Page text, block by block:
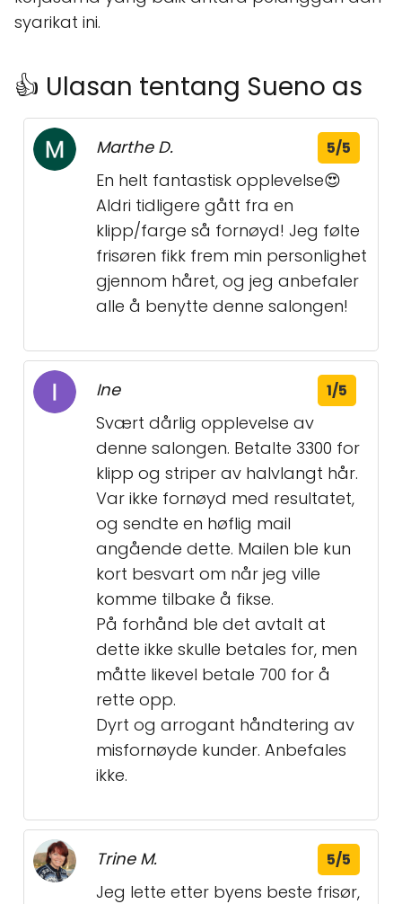
syarikat ini.
👍 Ulasan tentang Sueno as
Marthe D. 5/5
En helt fantastisk opplevelse😍
Aldri tidligere gått fra en
klipp/farge så fornøyd! Jeg følte
frisøren fikk frem min personlighet
gjennom håret, og jeg anbefaler
alle å benytte denne salongen!
Ine 1/5
Svært dårlig opplevelse av
denne salongen. Betalte 3300 for
klipp og striper av halvlangt hår.
Var ikke fornøyd med resultatet,
og sendte en høflig mail
angående dette. Mailen ble kun
kort besvart om når jeg ville
komme tilbake å fikse.
På forhånd ble det avtalt at
dette ikke skulle betales for, men
måtte likevel betale 700 for å
rette opp.
Dyrt og arrogant håndtering av
misfornøyde kunder. Anbefales
ikke.
Trine M. 5/5
Jeg lette etter byens beste frisør,